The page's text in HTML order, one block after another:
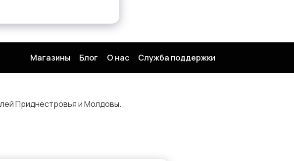
Магазины Блог О нас Служба поддержки
Приднестровья и Молдовы.